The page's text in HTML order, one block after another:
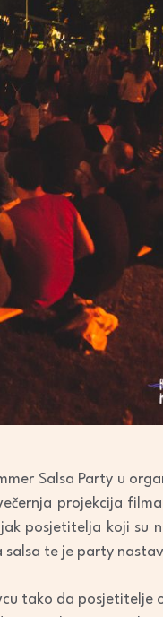
Salsa Party u
projekcija filma
posjetitelja koji su
te je party
tako da posjetitelje